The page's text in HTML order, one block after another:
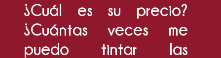
¿Cuál es su precio?
¿Cuántas veces me
puedo tintar las